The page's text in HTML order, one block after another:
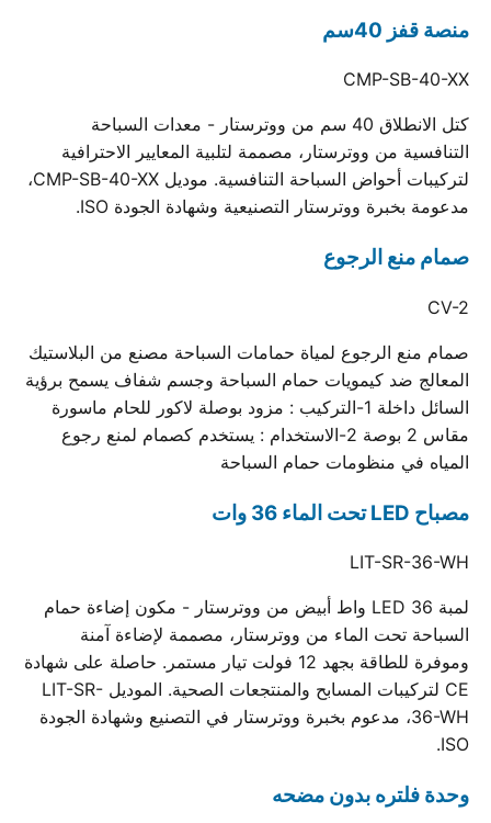
منصة قفز 40سم
CMP-SB-40-XX
كتل الانطلاق 40 سم من ووترستار - معدات السباحة
التنافسية من ووترستار، مصممة لتلبية المعايير الاحترافية
لتركيبات أحواض السباحة التنافسية. موديل CMP-SB-40-XX،
مدعومة بخبرة ووترستار التصنيعية وشهادة الجودة ISO.
صمام منع الرجوع
CV-2
صمام منع الرجوع لمياة حمامات السباحة مصنع من البلاستيك
المعالج ضد كيمويات حمام السباحة وجسم شفاف يسمح برؤية
السائل داخلة 1-التركيب : مزود بوصلة لاكور للحام ماسورة
مقاس 2 بوصة 2-الاستخدام : يستخدم كصمام لمنع رجوع
المياه في منظومات حمام السباحة
مصباح LED تحت الماء 36 وات
LIT-SR-36-WH
لمبة LED 36 واط أبيض من ووترستار - مكون إضاءة حمام
السباحة تحت الماء من ووترستار، مصممة لإضاءة آمنة
وموفرة للطاقة بجهد 12 فولت تيار مستمر. حاصلة على شهادة
CE لتركيبات المسابح والمنتجعات الصحية. الموديل LIT-SR-
36-WH، مدعوم بخبرة ووترستار في التصنيع وشهادة الجودة
ISO.
وحدة فلتره بدون مضحه